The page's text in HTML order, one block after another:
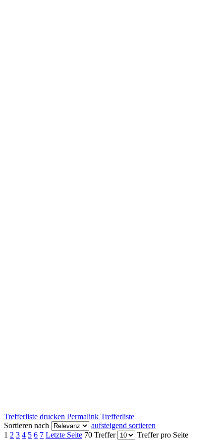
Trefferliste drucken Permalink Trefferliste
Sortieren nach
aufsteigend sortieren
1 2 3 4 5 6 7 Letzte Seite 70 Treffer Treffer pro Seite